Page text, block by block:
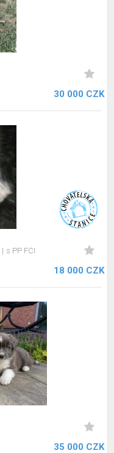
30 000 CZK
s PP FCI
18 000 CZK
35 000 CZK